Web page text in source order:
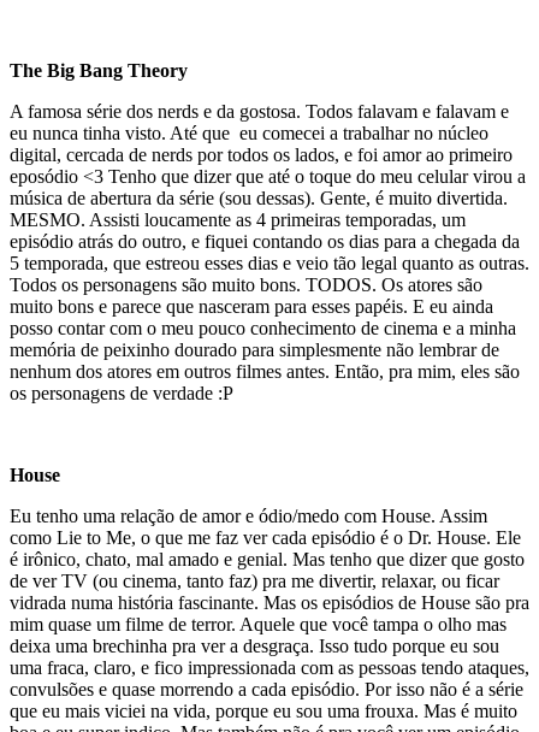
The Big Bang Theory
A famosa série dos nerds e da gostosa. Todos falavam e falavam e
eu nunca tinha visto. Até que eu comecei a trabalhar no núcleo
digital, cercada de nerds por todos os lados, e foi amor ao primeiro
eposódio <3 Tenho que dizer que até o toque do meu celular virou a
música de abertura da série (sou dessas). Gente, é muito divertida.
MESMO. Assisti loucamente as 4 primeiras temporadas, um
episódio atrás do outro, e fiquei contando os dias para a chegada da
5 temporada, que estreou esses dias e veio tão legal quanto as outras.
Todos os personagens são muito bons. TODOS. Os atores são
muito bons e parece que nasceram para esses papéis. E eu ainda
posso contar com o meu pouco conhecimento de cinema e a minha
memória de peixinho dourado para simplesmente não lembrar de
nenhum dos atores em outros filmes antes. Então, pra mim, eles são
os personagens de verdade :P
House
Eu tenho uma relação de amor e ódio/medo com House. Assim
como Lie to Me, o que me faz ver cada episódio é o Dr. House. Ele
é irônico, chato, mal amado e genial. Mas tenho que dizer que gosto
de ver TV (ou cinema, tanto faz) pra me divertir, relaxar, ou ficar
vidrada numa história fascinante. Mas os episódios de House são pra
mim quase um filme de terror. Aquele que você tampa o olho mas
deixa uma brechinha pra ver a desgraça. Isso tudo porque eu sou
uma fraca, claro, e fico impressionada com as pessoas tendo ataques,
convulsões e quase morrendo a cada episódio. Por isso não é a série
que eu mais viciei na vida, porque eu sou uma frouxa. Mas é muito